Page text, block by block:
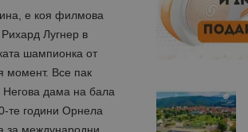
е коя филмова
Лугнер в
шампионка от
момент. Все пак
дама на бала
те години Орнела